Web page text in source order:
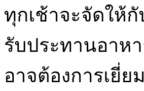
ทุกเช้าจะจัดให้
รับประทานอาห
อาจต้องการเยี่